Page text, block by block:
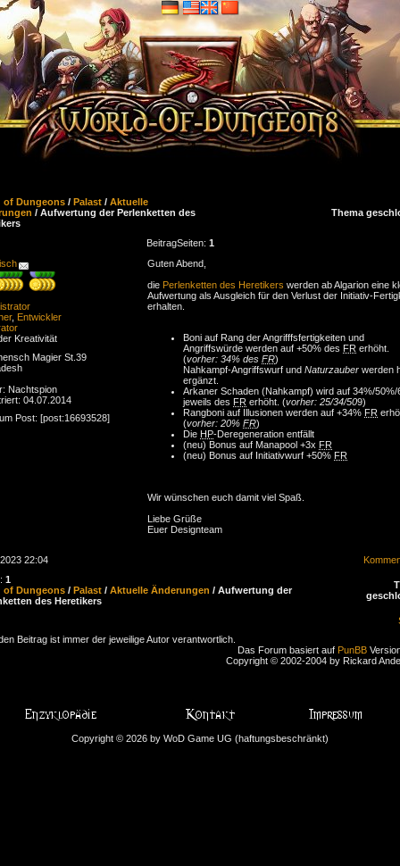
of Dungeons / Palast / Aktuelle
/ Aufwertung der Perlenketten des
Thema
BeitragSeiten: 1
, Entwickler
Kreativität
Magier St.39
Nachtspion
04.07.2014
Post: [post:16693528]
Guten Abend,
die Perlenketten des Heretikers werden ab Algarion eine
Aufwertung als Ausgleich für den Verlust der Initiativ-
erhalten.
Boni auf Rang der Angrifffsfertigkeiten und
Angriffswürde werden auf +50% des FR erhöht.
(vorher: 34% des FR)
Nahkampf-Angriffswurf und Naturzauber werden
ergänzt.
Arkaner Schaden (Nahkampf) wird auf 34%/50%/
jeweils des FR erhöht. (vorher: 25/34/509)
Rangboni auf Illusionen werden auf +34% FR
(vorher: 20% FR)
Die HP-Deregeneration entfällt
(neu) Bonus auf Manapool +3x FR
(neu) Bonus auf Initiativwurf +50% FR
Wir wünschen euch damit viel Spaß.
Liebe Grüße
Euer Designteam
22:04
1
of Dungeons / Palast / Aktuelle Änderungen / Aufwertung der
des Heretikers
Beitrag ist immer der jeweilige Autor verantwortlich.
Das Forum basiert auf PunBB
Copyright © 2002-2004 by Rickard
Copyright © 2026 by WoD Game UG (haftungsbeschränkt)